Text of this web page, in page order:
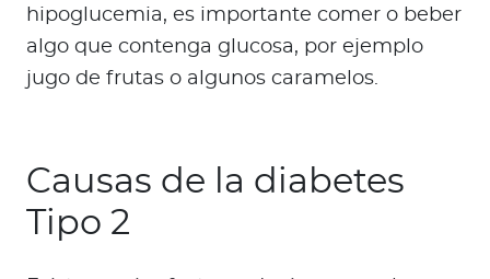
hipoglucemia, es importante comer o beber
algo que contenga glucosa, por ejemplo
jugo de frutas o algunos caramelos.
Causas de la diabetes
Tipo 2